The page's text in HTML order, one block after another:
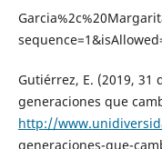
Gutiérrez, E. (2019,
generaciones que
http://
generaciones-que-